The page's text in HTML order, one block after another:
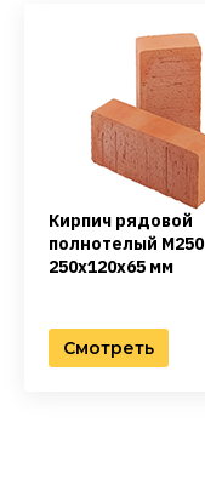
Кирпич рядовой
полнотелый М250
250х120х65 мм
Смотреть